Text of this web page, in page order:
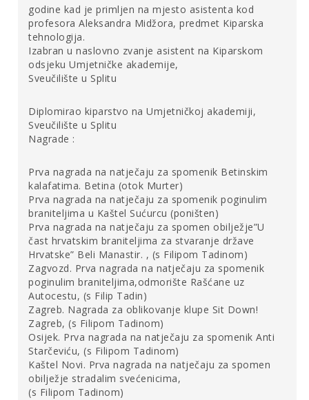
nadahnutom osvrtu na JozićevoKrdo, Ive Šimat Banov
upravo naglašava važnost prostora i kruga („struktura“,
„prsten“) što ga oblikuju skulpture „rutavih“ gnuova kao
izvorišta svih mogućih asocijacija i interpretacija vezanih
uz ovo djelo.[3]On će zaobići definitivna tumačenja
ustanoviti kako se radi o „energiji i snazi unutar kruga, ali i
ono u što gledamo „prevodimo“ i da se s time
poistovjećujemo, u prikazu životinjske faune mnogi od
nas vidjet će metaforu one ljudske. Pritom se ne treba ni
(osobito pred nadmoćnim protivnikom) arhetipsko je
ponašanje koje i danas prepoznajemo i u vojnim i u
sportskim taktikama. To je i najjednostavniji argument
protiv čvrstog razdjeljivanja i svrstavanja pojmova prirode
i kulture svakoga na svoj kraj sintagme (priroda i/ili
kultura/društvo). Uostalom, prema Ernstu Cassireru i
njegovoj parafrazi skolastičara, čovjek je simbolička
životinja (Animal Symbolicumi prije i više no
Rationale).[5]Tako je okretanje gnuovih čvrstih rogova
prema neprijatelju, uz zaštitu onih slabijih iza sebe, slika
toga da se ljudi, uglavnom usredotočeni na sebe, u
iznimnim situacijama ipak ujedinjuju i da uvijek postoje
stvari za koje se zajednički vrijedi boriti. U Jozićevom djelu
netko će prepoznati stanovitu životnost, upornost i
mogućnost pripadnosti nekom ljudskome krdu. Neki će
godine kad je primljen na mjesto asistenta kod
profesora Aleksandra Midžora, predmet Kiparska
tehnologija.
Izabran u naslovno zvanje asistent na Kiparskom
odsjeku Umjetničke akademije,
Sveučilište u Splitu
Diplomirao kiparstvo na Umjetničkoj akademiji,
Sveučilište u Splitu
Nagrade :
Prva nagrada na natječaju za spomenik Betinskim
kalafatima. Betina (otok Murter)
Prva nagrada na natječaju za spomenik poginulim
braniteljima u Kaštel Sućurcu (poništen)
Prva nagrada na natječaju za spomen obilježje”U
čast hrvatskim braniteljima za stvaranje države
Hrvatske” Beli Manastir. , (s Filipom Tadinom)
Zagvozd. Prva nagrada na natječaju za spomenik
poginulim braniteljima,odmorište Rašćane uz
Autocestu, (s Filip Tadin)
Zagreb. Nagrada za oblikovanje klupe Sit Down!
Zagreb, (s Filipom Tadinom)
Osijek. Prva nagrada na natječaju za spomenik Anti
Starčeviću, (s Filipom Tadinom)
Kaštel Novi. Prva nagrada na natječaju za spomen
obilježje stradalim svećenicima,
(s Filipom Tadinom)